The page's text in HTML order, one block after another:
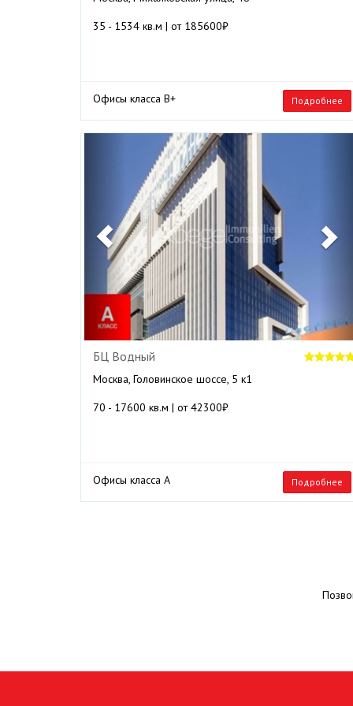
35 - 1534 кв.м | от 185600₽
Офисы класса B+ Подробнее
БЦ Водный
Москва, Головинское шоссе, 5 к1
70 - 17600 кв.м | от 42300₽
Офисы класса А Подробнее